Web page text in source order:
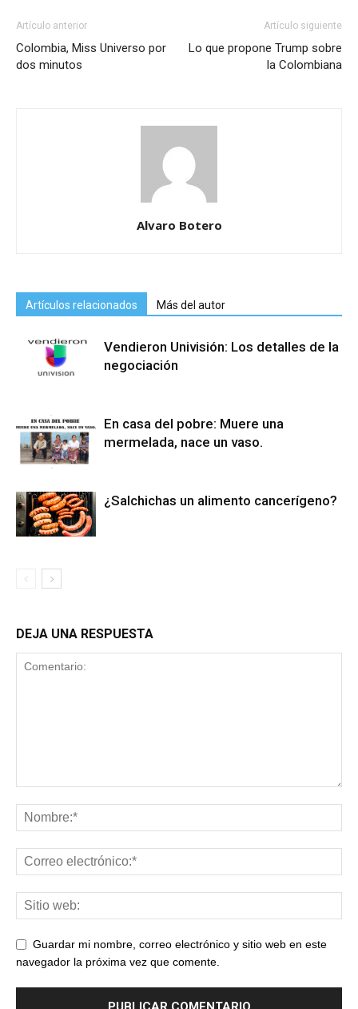
Artículo anterior
Colombia, Miss Universo por
dos minutos
Artículo siguiente
Lo que propone Trump sobre
la Colombiana
Alvaro Botero
Artículos relacionados Más del autor
Vendieron Univisión: Los detalles de la
negociación
En casa del pobre: Muere una
mermelada, nace un vaso.
¿Salchichas un alimento cancerígeno?
DEJA UNA RESPUESTA
Guardar mi nombre, correo electrónico y sitio web en este
navegador la próxima vez que comente.